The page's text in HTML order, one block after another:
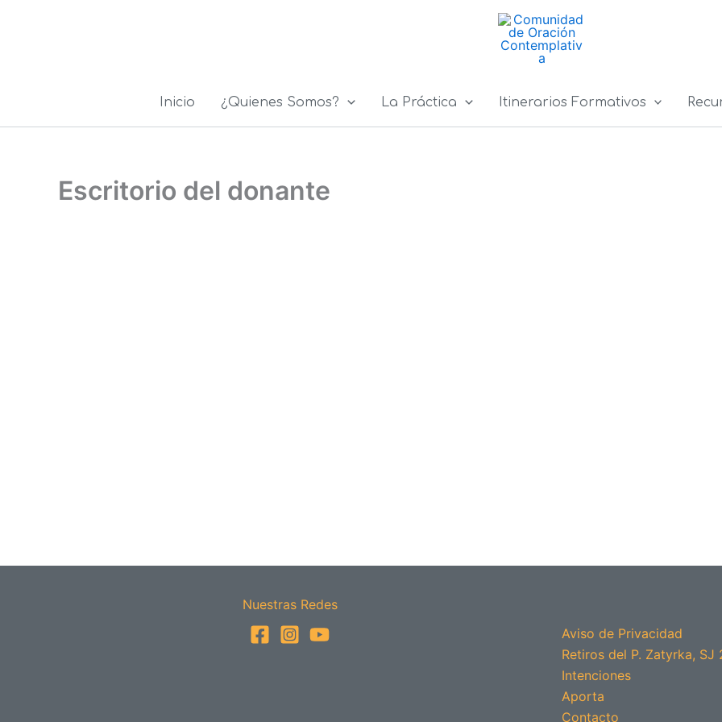
Inicio ¿Quienes Somos? La Práctica Itinerarios Formativos
Escritorio del donante
Nuestras Redes
Aviso de Privacidad
Retiros del P. Zatyrka, SJ
Intenciones
Aporta
Contacto